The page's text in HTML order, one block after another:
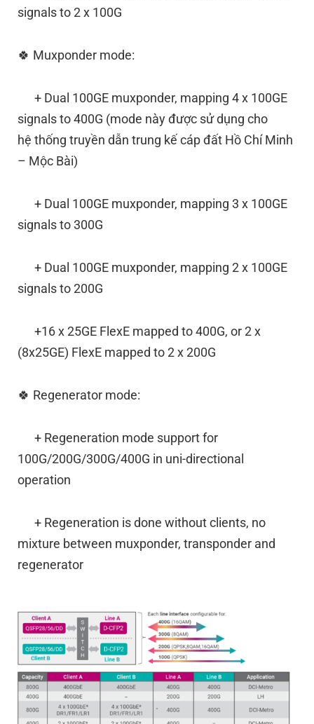
signals to 2 x 100G
🍀 Muxponder mode:
+ Dual 100GE muxponder, mapping 4 x 100GE
signals to 400G (mode này được sử dụng cho
hệ thống truyền dẫn trung kế cáp đất Hồ Chí Minh
– Mộc Bài)
+ Dual 100GE muxponder, mapping 3 x 100GE
signals to 300G
+ Dual 100GE muxponder, mapping 2 x 100GE
signals to 200G
+16 x 25GE FlexE mapped to 400G, or 2 x
(8x25GE) FlexE mapped to 2 x 200G
🍀 Regenerator mode:
+ Regeneration mode support for
100G/200G/300G/400G in uni-directional
operation
+ Regeneration is done without clients, no
mixture between muxponder, transponder and
regenerator